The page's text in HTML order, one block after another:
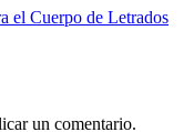
el Cuerpo de Letrados
un comentario.